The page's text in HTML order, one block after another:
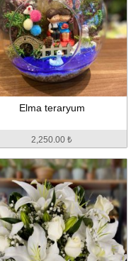
Elma teraryum
2,250.00 ₺